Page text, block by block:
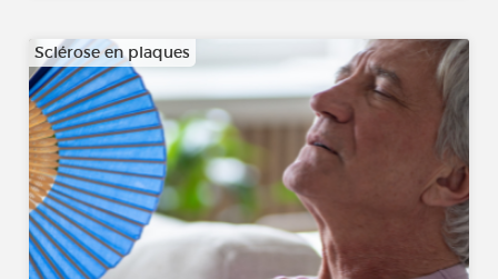
Sclérose en plaques